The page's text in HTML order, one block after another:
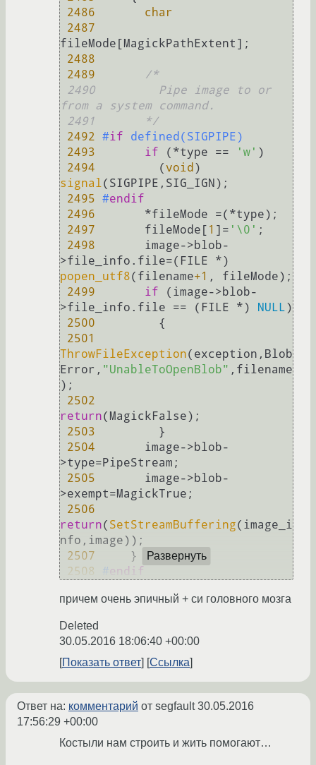
2486
char
2487
fileMode[MagickPathExtent];
2488
2489
/*
from a system command.
2491       */
2492 #if defined(SIGPIPE)
2493
if (*type == 'w' )
2494
         (
void
signal(SIGPIPE,SIG_IGN);
2495 #endif
2496
       *fileMode =(*type);
2497
       fileMode[
1 ]= '\0' ;
2498
       image->blob-
popen_utf8(filename+1 , fileMode);
2499
if (image->blob-
>file_info.file == (FILE *)
NULL)
2500
         {
2501
ThrowFileException(exception,Blob
Error, "UnableToOpenBlob" ,filename
);
2502
return(MagickFalse);
2503
         }
2504
       image->blob-
>type=PipeStream;
2505
       image->blob-
>exempt=MagickTrue;
2506
return( SetStreamBuffering(image_i
nfo,image));
2507
     }
2508
#endif
Развернуть
причем очень эпичный + си головного мозга
Deleted
30.05.2016 18:06:40 +00:00
Показать ответ
Ссылка
Ответ на: комментарий от segfault30.05.2016
17:56:29 +00:00
Костыли нам строить и жить помогают…